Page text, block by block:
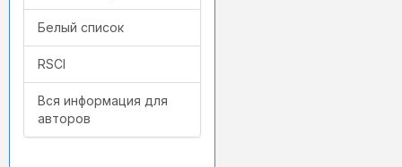
Белый список
RSCI
Вся информация для
авторов